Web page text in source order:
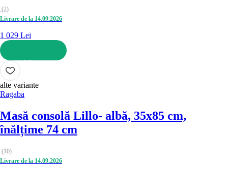
(2)
Livrare de la 14.09.2026
1 029 Lei
ADAUGĂ ÎN COȘ
alte variante
Ragaba
Masă consolă Lillo- albă, 35x85 cm,
înălțime 74 cm
(10)
Livrare de la 14.09.2026